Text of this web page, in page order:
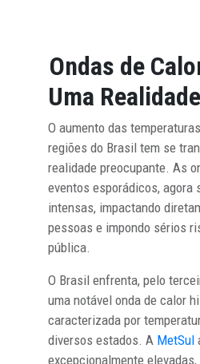
Ondas de
Uma
O aumento das
regiões do Brasil tem se
realidade preocupante. As
eventos esporádicos, agora
intensas, impactando
pessoas e impondo sérios
pública.
O Brasil enfrenta, pelo
uma notável onda de calor
caracterizada por
diversos estados. A MetSul
excepcionalmente elevadas,